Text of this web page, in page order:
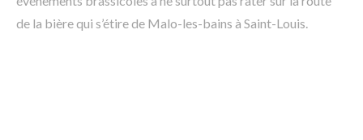
de la bière qui s’étire de Malo-les-bains à Saint-Louis.